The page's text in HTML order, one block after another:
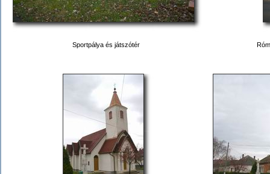
Sportpálya és játszótér